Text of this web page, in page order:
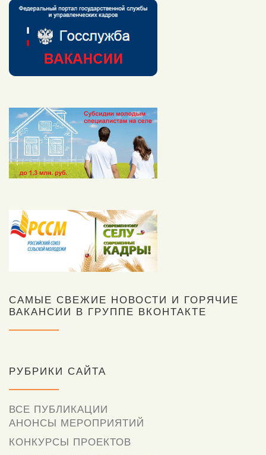
САМЫЕ СВЕЖИЕ НОВОСТИ И ГОРЯЧИЕ
ВАКАНСИИ В ГРУППЕ ВКОНТАКТЕ
РУБРИКИ САЙТА
ВСЕ ПУБЛИКАЦИИ
АНОНСЫ МЕРОПРИЯТИЙ
КОНКУРСЫ ПРОЕКТОВ